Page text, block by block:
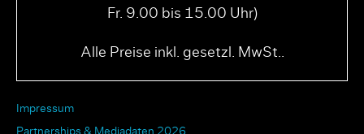
Fr. 9.00 bis 15.00 Uhr)
Alle Preise inkl. gesetzl. MwSt..
Impressum
Partnerships & Mediadaten 2026